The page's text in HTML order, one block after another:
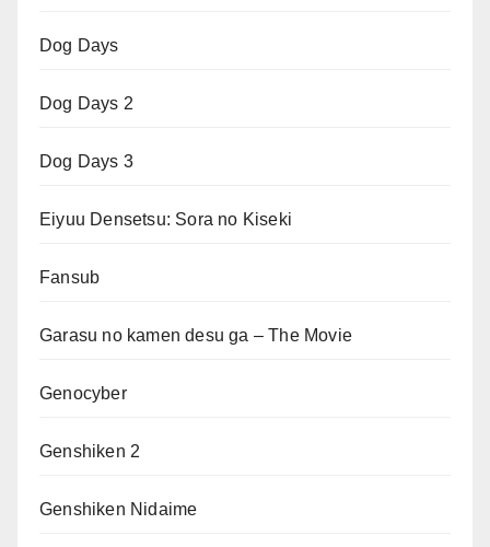
Dog Days
Dog Days 2
Dog Days 3
Eiyuu Densetsu: Sora no Kiseki
Fansub
Garasu no kamen desu ga – The Movie
Genocyber
Genshiken 2
Genshiken Nidaime